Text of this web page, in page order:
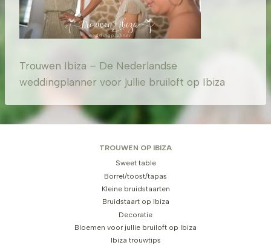
Trouwen Ibiza – De Nederlandse
weddingplanner voor jullie bruiloft op Ibiza
TROUWEN OP IBIZA
Sweet table
Borrel/toost/tapas
Kleine bruidstaarten
Bruidstaart op Ibiza
Decoratie
Bloemen voor jullie bruiloft op Ibiza
Ibiza trouwtips